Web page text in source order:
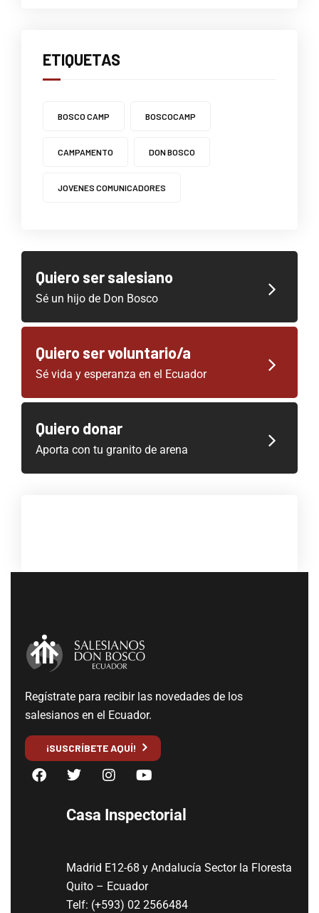
ETIQUETAS
BOSCO CAMP BOSCOCAMP
CAMPAMENTO DON BOSCO
JOVENES COMUNICADORES
Quiero ser salesiano
Sé un hijo de Don Bosco
Quiero ser voluntario/a
Sé vida y esperanza en el Ecuador
Quiero donar
Aporta con tu granito de arena
Regístrate para recibir las novedades de los
salesianos en el Ecuador.
¡SUSCRÍBETE AQUÍ!
Casa Inspectorial
Madrid E12-68 y Andalucía Sector la Floresta
Quito – Ecuador
Telf: (+593) 02 2566484